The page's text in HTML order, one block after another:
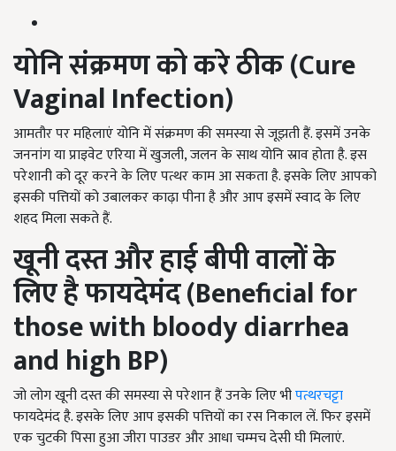
योनि संक्रमण को करे ठीक (Cure
Vaginal Infection)
आमतौर पर महिलाएं योनि में संक्रमण की समस्या से जूझती हैं. इसमें उनके
जननांग या प्राइवेट एरिया में खुजली, जलन के साथ योनि स्राव होता है. इस
परेशानी को दूर करने के लिए पत्थर काम आ सकता है. इसके लिए आपको
इसकी पत्तियों को उबालकर काढ़ा पीना है और आप इसमें स्वाद के लिए
शहद मिला सकते हैं.
खूनी दस्त और हाई बीपी वालों के
लिए है फायदेमंद (Beneficial for
those with bloody diarrhea
and high BP)
जो लोग खूनी दस्त की समस्या से परेशान हैं उनके लिए भीपत्थरचट्टा
फायदेमंद है. इसके लिए आप इसकी पत्तियों का रस निकाल लें. फिर इसमें
एक चुटकी पिसा हुआ जीरा पाउडर और आधा चम्मच देसी घी मिलाएं.